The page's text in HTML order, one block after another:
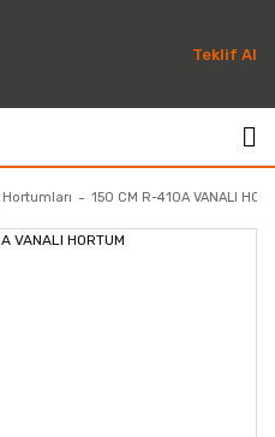
Teklif Al
150 CM R-410A VANALI